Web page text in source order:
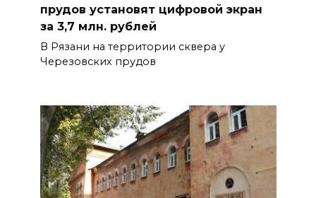
прудов установят цифровой экран
за 3,7 млн. рублей
В Рязани на территории сквера у
Черезовских прудов